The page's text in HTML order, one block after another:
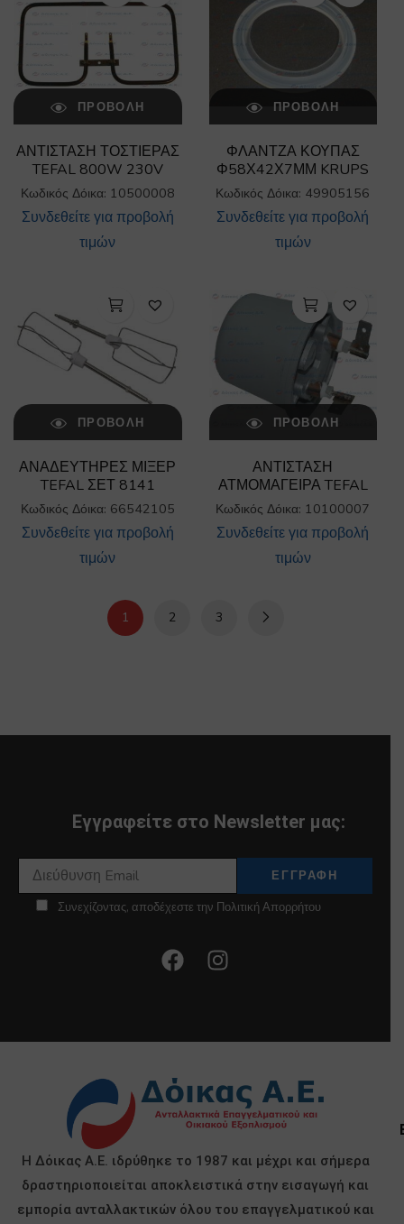
ΠΡΟΒΟΛΉ
ΑΝΤΙΣΤΑΣΗ ΤΟΣΤΙΕΡΑΣ
TEFAL 800W 230V
Κωδικός Δόικα: 10500008
Συνδεθείτε για προβολή
τιμών
ΠΡΟΒΟΛΉ
ΦΛΑΝΤΖΑ ΚΟΥΠΑΣ
Φ58Χ42Χ7ΜΜ KRUPS
Κωδικός Δόικα: 49905156
Συνδεθείτε για προβολή
τιμών
ΠΡΟΒΟΛΉ
ΑΝΑΔΕΥΤΗΡΕΣ ΜΙΞΕΡ
TEFAL ΣΕΤ 8141
Κωδικός Δόικα: 66542105
Συνδεθείτε για προβολή
τιμών
ΠΡΟΒΟΛΉ
ΑΝΤΙΣΤΑΣΗ
ΑΤΜΟΜΑΓΕΙΡΑ TEFAL
Κωδικός Δόικα: 10100007
Συνδεθείτε για προβολή
τιμών
1 2 3
Εγγραφείτε στο Newsletter μας:
Συνεχίζοντας, αποδέχεστε την Πολιτική Απορρήτου
Η Δόικας Α.Ε. ιδρύθηκε το 1987 και μέχρι και σήμερα
δραστηριοποιείται αποκλειστικά στην εισαγωγή και
εμπορία ανταλλακτικών όλου του επαγγελματικού και